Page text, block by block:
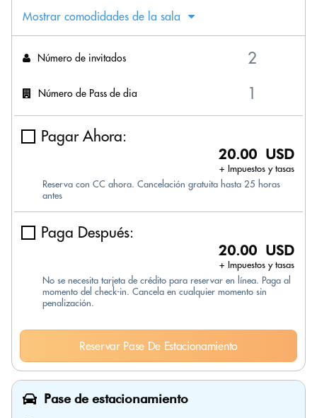
Mostrar comodidades de la sala
Número de invitados
Número de Pass de dia
Pagar Ahora:
20.00 USD
+ Impuestos y tasas
Reserva con CC ahora. Cancelación gratuita hasta 25 horas
antes
Paga Después:
20.00 USD
+ Impuestos y tasas
No se necesita tarjeta de crédito para reservar en línea. Paga al
momento del check-in. Cancela en cualquier momento sin
penalización.
Reservar Pase De Estacionamiento
Pase de estacionamiento